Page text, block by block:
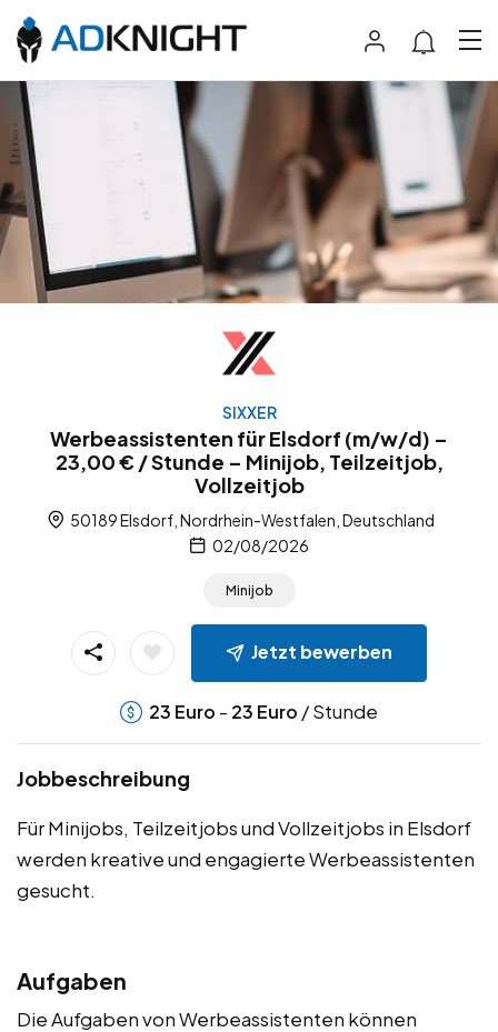
SIXXER
Werbeassistenten für Elsdorf (m/w/d) –
23,00 € / Stunde – Minijob, Teilzeitjob,
Vollzeitjob
50189 Elsdorf, Nordrhein-Westfalen, Deutschland
02/08/2026
Minijob
Jetzt bewerben
23 Euro - 23 Euro / Stunde
Jobbeschreibung
Für Minijobs, Teilzeitjobs und Vollzeitjobs in Elsdorf
werden kreative und engagierte Werbeassistenten
gesucht.
Aufgaben
Die Aufgaben von Werbeassistenten können